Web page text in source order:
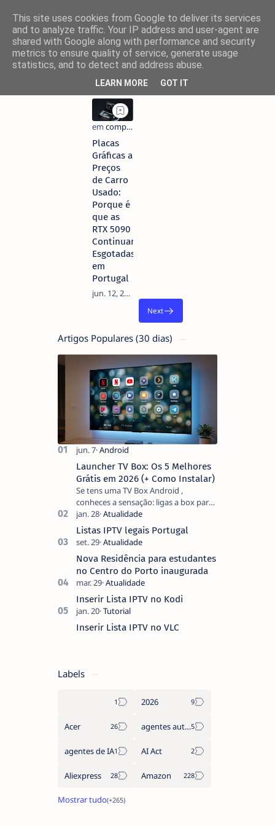
Placas
Gráficas a
Preços
de Carro
Usado:
Porque é
que as
RTX 5090
Continuam
Esgotadas
em
Portugal
Artigos Populares (30 dias)
Launcher TV Box: Os 5 Melhores
Grátis em 2026 (+ Como Instalar)
Se tens uma TV Box Android ,
conheces a sensação: ligas a box para
ver um filme e o ecrã inicial está
coberto de sugestões que não
pediste, ban…
Listas IPTV legais Portugal
Nova Residência para estudantes
no Centro do Porto inaugurada
Inserir Lista IPTV no Kodi
Inserir Lista IPTV no VLC
Labels
2026
Acer agentes autónomos
agentes de IA AI Act
Aliexpress Amazon
This site uses cookies from Google to deliver its services
and to analyze traffic. Your IP address and user-agent are
shared with Google along with performance and security
metrics to ensure quality of service, generate usage
statistics, and to detect and address abuse.
LEARN MORE GOT IT